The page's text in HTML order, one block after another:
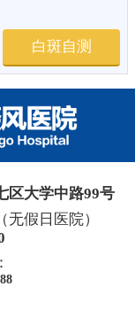
白斑自测
区大学中路99号
无假日医院）